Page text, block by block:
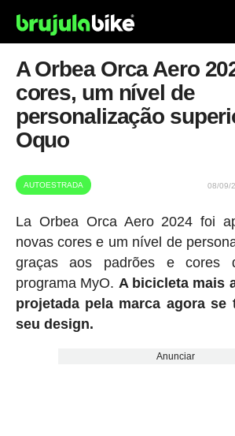
A Orbea Orca Aero
cores, um nível de
personalização
Oquo
AUTOESTRADA 08/09/
La Orbea Orca Aero 2024 foi
novas cores e um nível de
graças aos padrões e cores
programa MyO. A bicicleta mais
projetada pela marca agora se
seu design.
Anunciar